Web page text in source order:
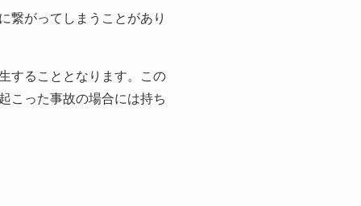
繋がってしまうことがあり
することとなります。この
こった事故の場合には持ち